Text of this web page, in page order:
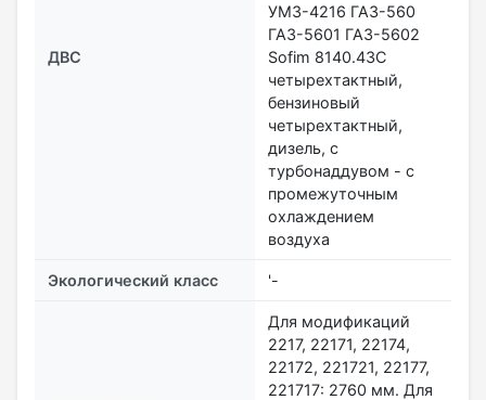
ДВС
УМЗ-4216 ГАЗ-560
ГАЗ-5601 ГАЗ-5602
Sofim 8140.43C
четырехтактный,
бензиновый
четырехтактный,
дизель, с
турбонаддувом - с
промежуточным
охлаждением
воздуха
Экологический класс '-
Для модификаций
2217, 22171, 22174,
22172, 221721, 22177,
221717: 2760 мм. Для